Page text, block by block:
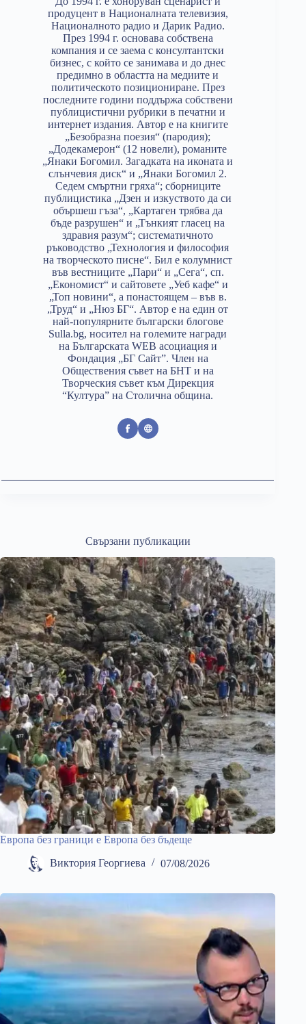
продуцент в Националната телевизия,
Националното радио и Дарик Радио.
През 1994 г. основава собствена
компания и се заема с консултантски
бизнес, с който се занимава и до днес
предимно в областта на медиите и
политическото позициониране. През
последните години поддържа собствени
публицистични рубрики в печатни и
интернет издания. Автор е на книгите
„Безобразна поезия“ (пародия);
„Додекамерон“ (12 новели), романите
„Янаки Богомил. Загадката на иконата и
слънчевия диск“ и „Янаки Богомил 2.
Седем смъртни гряха“; сборниците
публицистика „Дзен и изкуството да си
обършеш гъза“, „Картаген трябва да
бъде разрушен“ и „Тънкият гласец на
здравия разум“; систематичното
ръководство „Технология и философия
на творческото писне“. Бил е колумнист
във вестниците „Пари“ и „Сега“, сп.
„Економист“ и сайтовете „Уеб кафе“ и
„Топ новини“, а понастоящем – във в.
„Труд“ и „Нюз БГ“. Автор е на един от
най-популярните български блогове
Sulla.bg, носител на големите награди
на Българската WEB асоциация и
Фондация „БГ Сайт”. Член на
Обществения съвет на БНТ и на
Творческия съвет към Дирекция
“Култура” на Столична община.
Свързани публикации
Европа без граници е Европа без бъдеще
Виктория Георгиева 07/08/2026